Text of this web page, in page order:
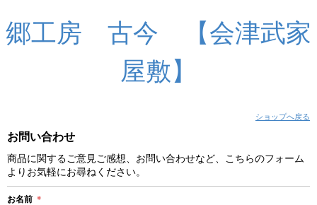
郷工房 古今 【会津武家
屋敷】
ショップへ戻る
お問い合わせ
商品に関するご意見ご感想、お問い合わせなど、こちらのフォーム
よりお気軽にお尋ねください。
お名前 ＊